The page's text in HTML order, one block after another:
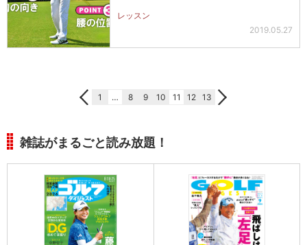
レッスン
2019.05.27
1 … 8 9 10 11 12 13
雑誌がまるごと読み放題！